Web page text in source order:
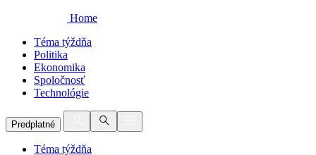
Home
Téma týždňa
Politika
Ekonomika
Spoločnosť
Technológie
Predplatné
Téma týždňa